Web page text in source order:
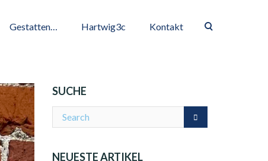
Gestatten… Hartwig3c Kontakt
SUCHE
NEUESTE ARTIKEL